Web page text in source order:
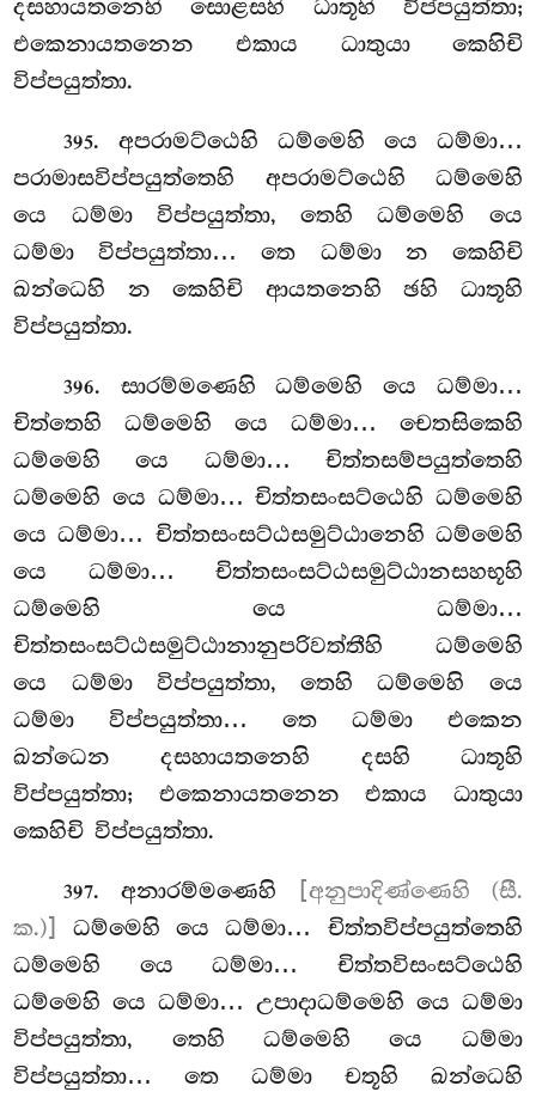
දසහායතනෙහි සොළසහි ධාතූහි විප්පයුත්තා;
එකෙනායතනෙන එකාය ධාතුයා කෙහිචි
විප්පයුත්තා.
395. අපරාමට්ඨෙහි ධම්මෙහි යෙ ධම්මා…
පරාමාසවිප්පයුත්තෙහි අපරාමට්ඨෙහි ධම්මෙහි
යෙ ධම්මා විප්පයුත්තා, තෙහි ධම්මෙහි යෙ
ධම්මා විප්පයුත්තා… තෙ ධම්මා න කෙහිචි
ඛන්ධෙහි න කෙහිචි ආයතනෙහි ඡහි ධාතූහි
විප්පයුත්තා.
396. සාරම්මණෙහි ධම්මෙහි යෙ ධම්මා…
චිත්තෙහි ධම්මෙහි යෙ ධම්මා… චෙතසිකෙහි
ධම්මෙහි යෙ ධම්මා… චිත්තසම්පයුත්තෙහි
ධම්මෙහි යෙ ධම්මා… චිත්තසංසට්ඨෙහි ධම්මෙහි
යෙ ධම්මා… චිත්තසංසට්ඨසමුට්ඨානෙහි ධම්මෙහි
යෙ ධම්මා… චිත්තසංසට්ඨසමුට්ඨානසහභූහි
ධම්මෙහි යෙ ධම්මා…
චිත්තසංසට්ඨසමුට්ඨානානුපරිවත්තීහි ධම්මෙහි
යෙ ධම්මා විප්පයුත්තා, තෙහි ධම්මෙහි යෙ
ධම්මා විප්පයුත්තා… තෙ ධම්මා එකෙන
ඛන්ධෙන දසහායතනෙහි දසහි ධාතූහි
විප්පයුත්තා; එකෙනායතනෙන එකාය ධාතුයා
කෙහිචි විප්පයුත්තා.
397. අනාරම්මණෙහි
[අනුපාදිණ්ණෙහි (සී.
ක.)]
ධම්මෙහි යෙ ධම්මා… චිත්තවිප්පයුත්තෙහි
ධම්මෙහි යෙ ධම්මා… චිත්තවිසංසට්ඨෙහි
ධම්මෙහි යෙ ධම්මා… උපාදාධම්මෙහි යෙ ධම්මා
විප්පයුත්තා, තෙහි ධම්මෙහි යෙ ධම්මා
විප්පයුත්තා… තෙ ධම්මා චතූහි ඛන්ධෙහි